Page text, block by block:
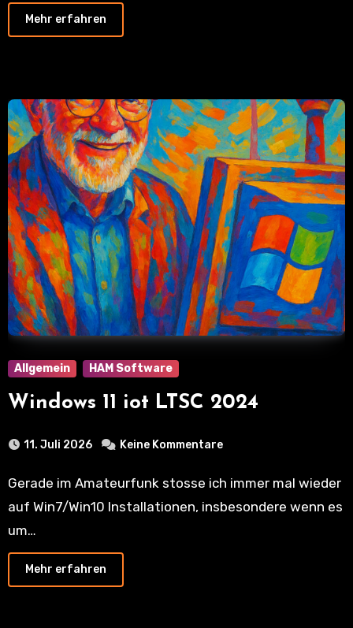
Mehr erfahren
Allgemein HAM Software
Windows 11 iot LTSC 2024
11. Juli 2026 Keine Kommentare
Gerade im Amateurfunk stosse ich immer mal wieder
auf Win7/Win10 Installationen, insbesondere wenn es
um…
Mehr erfahren